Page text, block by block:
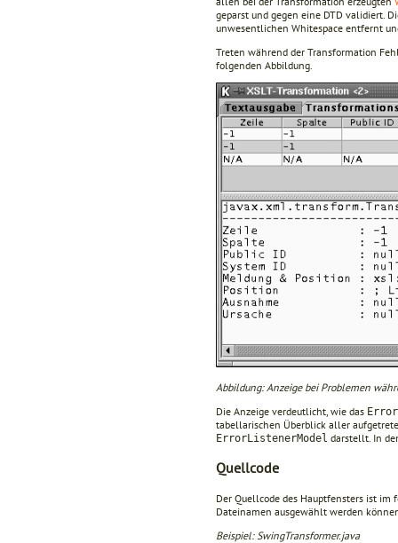
geparst und gegen eine DTD validiert.
unwesentlichen Whitespace entfernt
Treten während der Transformation
folgenden Abbildung.
Abbildung: Anzeige bei Problemen
Die Anzeige verdeutlicht, wie das
tabellarischen Überblick aller
ErrorListenerModel darstellt. In
Quellcode
Der Quellcode des Hauptfensters ist
Dateinamen ausgewählt werden
Beispiel: SwingTransformer.java